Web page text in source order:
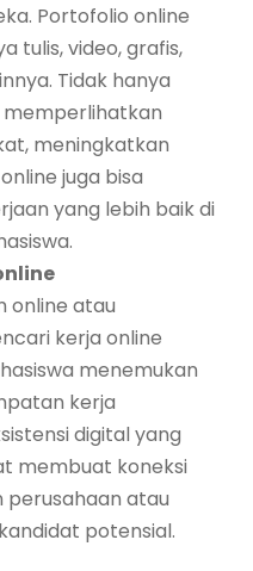
Portofolio online
tulis, video, grafis,
Tidak hanya
meningkatkan
juga bisa
yang lebih baik di
online atau
kerja online
menemukan
kerja
digital yang
membuat koneksi
perusahaan atau
potensial.